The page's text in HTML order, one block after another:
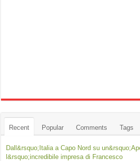
Recent Popular Comments Tags
Dall&rsquo;Italia a Capo Nord su
l&rsquo;incredibile impresa di Francesco